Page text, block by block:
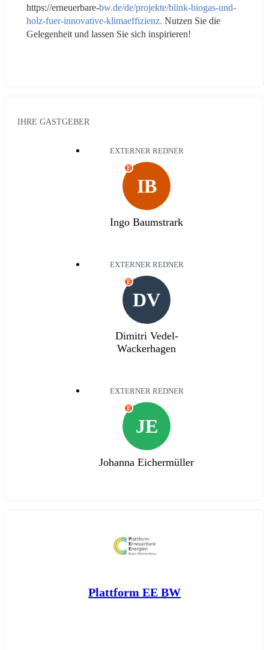
https://erneuerbare-bw.de/de/projekte/blink-biogas-und-
holz-fuer-innovative-klimaeffizienz. Nutzen Sie die
Gelegenheit und lassen Sie sich inspirieren!
IHRE GASTGEBER
EXTERNER REDNER
IB
E
Ingo Baumstrark
EXTERNER REDNER
DV
E
Dimitri Vedel-
Wackerhagen
EXTERNER REDNER
JE
E
Johanna Eichermüller
Plattform EE BW